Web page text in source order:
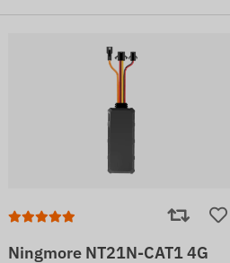
Ningmore NT21N-CAT1 4G